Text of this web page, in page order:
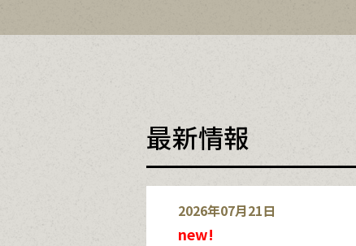
最新情報
2026年07月21日
new!